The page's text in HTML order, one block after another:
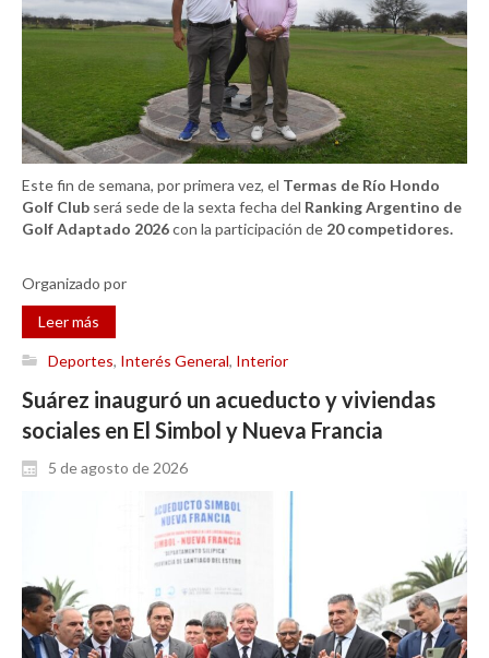
Este fin de semana, por primera vez, el Termas de Río Hondo
Golf Club será sede de la sexta fecha del Ranking Argentino de
Golf Adaptado 2026con la participación de 20 competidores.
Organizado por
Leer más
Deportes, Interés General, Interior
Suárez inauguró un acueducto y viviendas
sociales en El Simbol y Nueva Francia
5 de agosto de 2026